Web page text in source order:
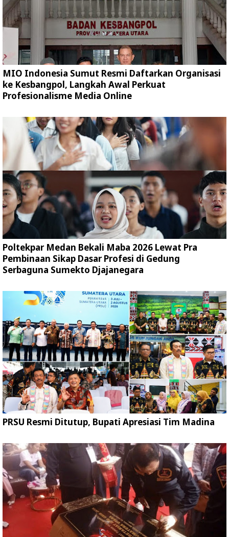
MIO Indonesia Sumut Resmi Daftarkan Organisasi
ke Kesbangpol, Langkah Awal Perkuat
Profesionalisme Media Online
Poltekpar Medan Bekali Maba 2026 Lewat Pra
Pembinaan Sikap Dasar Profesi di Gedung
Serbaguna Sumekto Djajanegara
PRSU Resmi Ditutup, Bupati Apresiasi Tim Madina